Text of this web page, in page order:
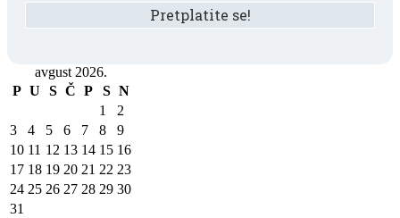
avgust 2026.
P U S Č P S N
1
2
3
4 5 6 7 8
9
10 11 12 13 14 15 16
17 18 19 20 21 22 23
24 25 26 27 28 29 30
31